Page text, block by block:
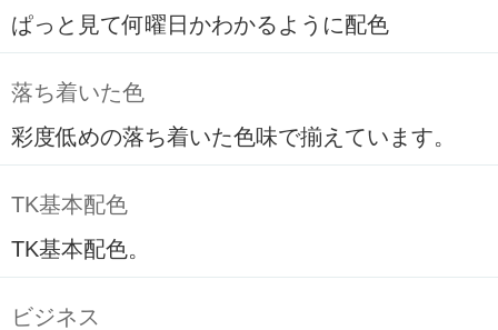
ぱっと見て何曜日かわかるように配色
落ち着いた色
彩度低めの落ち着いた色味で揃えています。
TK基本配色
TK基本配色。
ビジネス